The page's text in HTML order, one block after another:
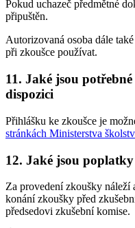
Pokud uchazeč předmětné
připuštěn.
Autorizovaná osoba dále
při zkoušce používat.
11. Jaké jsou
dispozici
Přihlášku ke zkoušce je
stránkách Ministerstva
12. Jaké jsou
Za provedení zkoušky náleží
konání zkoušky před
předsedovi zkušební komise.